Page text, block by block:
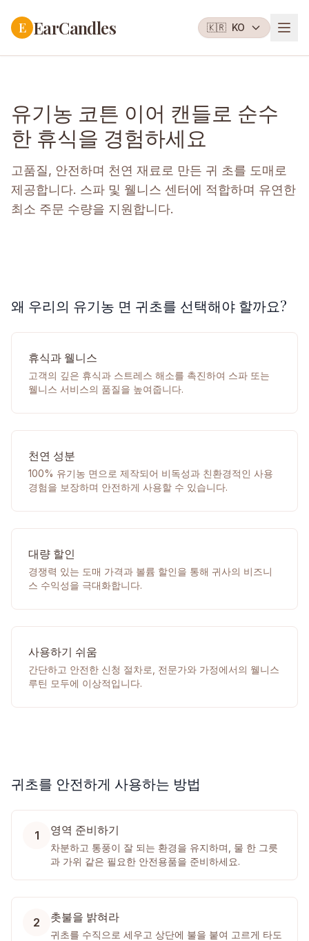
E EarCandles 🇰🇷 KO
유기농 코튼 이어 캔들로 순수
한 휴식을 경험하세요
고품질, 안전하며 천연 재료로 만든 귀 초를 도매로
제공합니다. 스파 및 웰니스 센터에 적합하며 유연한
최소 주문 수량을 지원합니다.
왜 우리의 유기농 면 귀초를 선택해야 할까요?
휴식과 웰니스
고객의 깊은 휴식과 스트레스 해소를 촉진하여 스파 또는
웰니스 서비스의 품질을 높여줍니다.
천연 성분
100% 유기농 면으로 제작되어 비독성과 친환경적인 사용
경험을 보장하며 안전하게 사용할 수 있습니다.
대량 할인
경쟁력 있는 도매 가격과 볼륨 할인을 통해 귀사의 비즈니
스 수익성을 극대화합니다.
사용하기 쉬움
간단하고 안전한 신청 절차로, 전문가와 가정에서의 웰니스
루틴 모두에 이상적입니다.
귀초를 안전하게 사용하는 방법
1 영역 준비하기
차분하고 통풍이 잘 되는 환경을 유지하며, 물 한 그릇
과 가위 같은 필요한 안전용품을 준비하세요.
2 촛불을 밝혀라
귀초를 수직으로 세우고 상단에 불을 붙여 고르게 타도